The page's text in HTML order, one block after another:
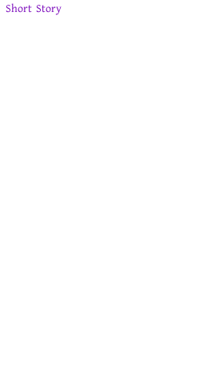
Short Story